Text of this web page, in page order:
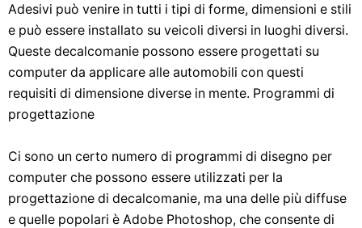
Adesivi può venire in tutti i tipi di forme, dimensioni e stili
e può essere installato su veicoli diversi in luoghi diversi.
Queste decalcomanie possono essere progettati su
computer da applicare alle automobili con questi
requisiti di dimensione diverse in mente. Programmi di
progettazione
Ci sono un certo numero di programmi di disegno per
computer che possono essere utilizzati per la
progettazione di decalcomanie, ma una delle più diffuse
e quelle popolari è Adobe Photoshop, che consente di